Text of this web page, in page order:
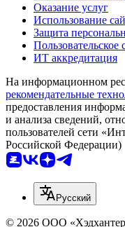
Оказание услуг
Использование
Защита
Пользовательское
ИТ аккредитация
На информационном
рекомендательные
предоставления
и анализа сведений,
пользователей сети
Российской Федерации)
Русский
© 2026 ООО